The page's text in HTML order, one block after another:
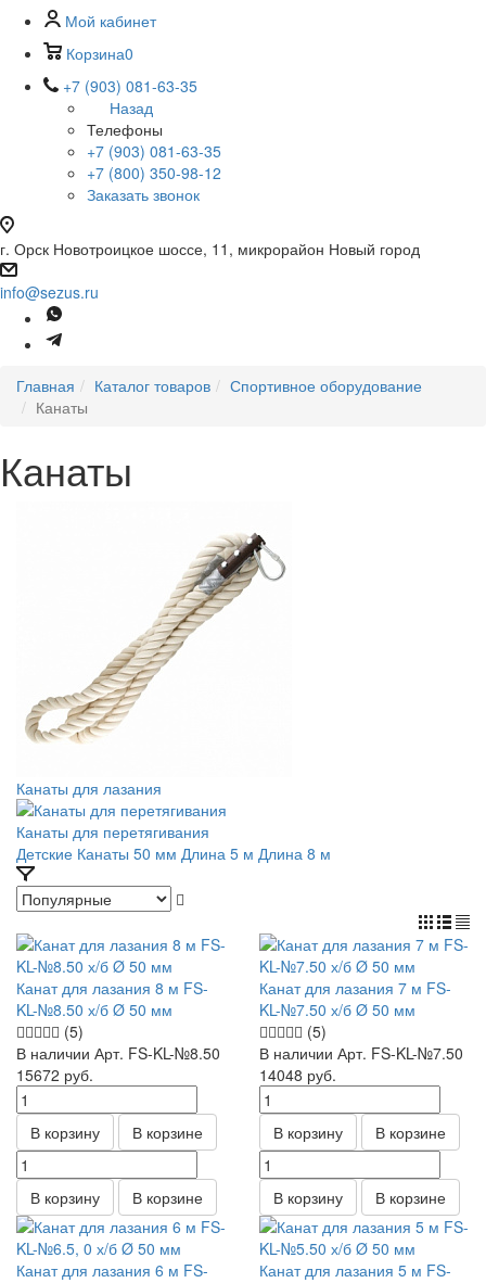
Мой кабинет
Корзина0
+7 (903) 081-63-35
Назад
Телефоны
+7 (903) 081-63-35
+7 (800) 350-98-12
Заказать звонок
г. Орск Новотроицкое шоссе, 11, микрорайон Новый город
info@sezus.ru
Главная Каталог товаров
Спортивное оборудование
Канаты
Канаты
Канаты для лазания
Канаты для перетягивания
Детские Канаты 50 мм Длина 5 м Длина 8 м
Канат для лазания 8 м FS-
KL-№8.50 х/б Ø 50 мм
(5)
В наличии Арт. FS-KL-№8.50
15672 руб.
В корзину В корзине
В корзину В корзине
Канат для лазания 7 м FS-
KL-№7.50 х/б Ø 50 мм
(5)
В наличии Арт. FS-KL-№7.50
14048 руб.
В корзину В корзине
В корзину В корзине
Канат для лазания 6 м FS-
Канат для лазания 5 м FS-